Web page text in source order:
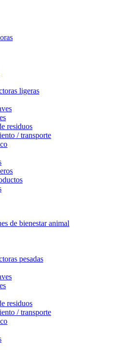
ligeras
residuos
/ transporte
de bienestar animal
pesadas
residuos
/ transporte